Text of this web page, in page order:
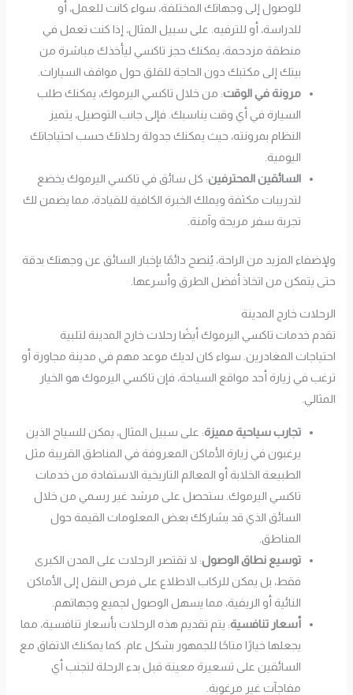
للوصول إلى وجهاتك المختلفة، سواء كانت للعمل، أو
للدراسة، أو للترفيه. على سبيل المثال، إذا كنت تعمل في
منطقة مزدحمة، يمكنك حجز تاكسي ليأخذك مباشرة من
بيتك إلى مكتبك دون الحاجة للقلق حول مواقف السيارات.
مرونة في الوقت: من خلال تاكسي اليرموك، يمكنك طلب
السيارة في أي وقت يناسبك. فإلى جانب التوصيل، يتميز
النظام بمرونته، حيث يمكنك جدولة رحلاتك حسب احتياجاتك
اليومية.
السائقين المحترفين: كل سائق في تاكسي اليرموك يخضع
لتدريبات مكثفة ويملك الخبرة الكافية للقيادة، مما يضمن لك
تجربة سفر مريحة وآمنة.
ولإضفاء المزيد من الراحة، يُنصح دائمًا بإخبار السائق عن وجهتك بدقة
حتى يتمكن من اتخاذ أفضل الطرق وأسرعها.
الرحلات خارج المدينة
تقدم خدمات تاكسي اليرموك أيضًا رحلات خارج المدينة لتلبية
احتياجات المغادرين. سواء كان لديك موعد مهم في مدينة مجاورة أو
ترغب في زيارة أحد مواقع السياحة، فإن تاكسي اليرموك هو الخيار
المثالي.
تجارب سياحية مميزة: على سبيل المثال، يمكن للسياح الذين
يرغبون في زيارة الأماكن المعروفة في المناطق القريبة مثل
الطبيعة الخلابة أو المعالم التاريخية الاستفادة من خدمات
تاكسي اليرموك. ستحصل على مرشد غير رسمي من خلال
السائق الذي قد يشاركك بعض المعلومات القيمة حول
المناطق.
توسيع نطاق الوصول: لا تقتصر الرحلات على المدن الكبرى
فقط، بل يمكن للركاب الاطلاع على فرص النقل إلى الأماكن
النائية أو الريفية، مما يسهل الوصول لجميع وجهاتهم.
أسعار تنافسية: يتم تقديم هذه الرحلات بأسعار تنافسية، مما
يجعلها خيارًا متاحًا للجمهور بشكل عام. كما يمكنك الاتفاق مع
السائقين على تسعيرة معينة قبل بدء الرحلة لتجنب أي
مفاجآت غير مرغوبة.